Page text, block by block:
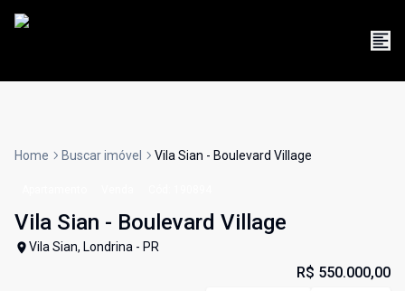
Home Buscar imóvel Vila Sian - Boulevard Village
Vila Sian - Boulevard Village
Vila Sian, Londrina - PR
R$ 550.000,00